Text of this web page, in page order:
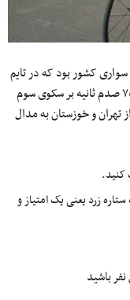
کشور بود که در تایم
تریل انفرادی جوانان با زمان ۱۵ دقیقه و ۵۷ ثانیه و ۷۵ صدم ثانیه بر سکوی سوم
تهران و خوزستان به مدال
کنید.
زرد یعنی یک امتیاز و
باشید